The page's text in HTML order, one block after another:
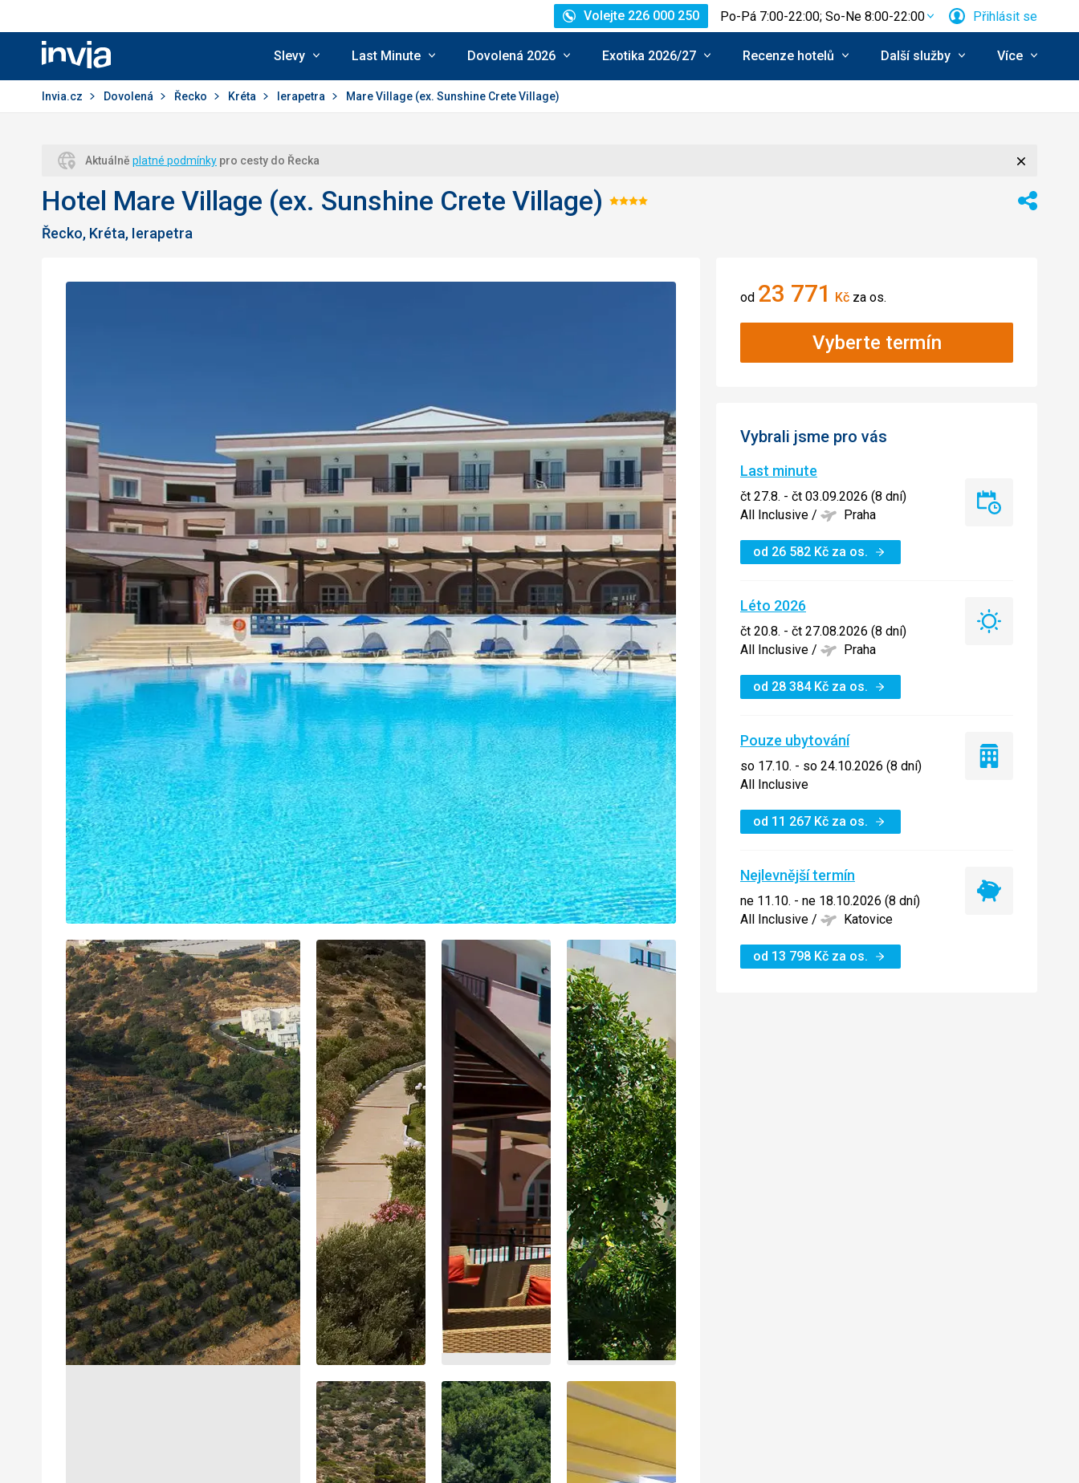
Invia.cz
Volejte 226 000 250 Po-Pá 7:00-22:00; So-Ne 8:00-22:00 Přihlásit se
Slevy Last Minute Dovolená 2026 Exotika 2026/27 Recenze hotelů Další služby Více
Invia.cz Dovolená Řecko Kréta Ierapetra Mare Village (ex. Sunshine Crete Village)
Aktuálně platné podmínky pro cesty do Řecka
Hotel Mare Village (ex. Sunshine Crete Village) Hodnocení:
Řecko, Kréta, Ierapetra
Sdílet
od 23 771 Kč za os.
Vyberte termín
Vybrali jsme pro vás
Last minute
čt 27.8. - čt 03.09.2026 (8 dní)
All Inclusive / Praha
od 26 582 Kč za os.
Last
Léto 2026
čt 20.8. - čt 27.08.2026 (8 dní)
All Inclusive / Praha
od 28 384 Kč za os.
Léto
Pouze ubytování
so 17.10. - so 24.10.2026 (8 dní)
All Inclusive
od 11 267 Kč za os.
Pouze
Nejlevnější termín
ne 11.10. - ne 18.10.2026 (8 dní)
All Inclusive / Katovice
od 13 798 Kč za os.
Nejlevnější